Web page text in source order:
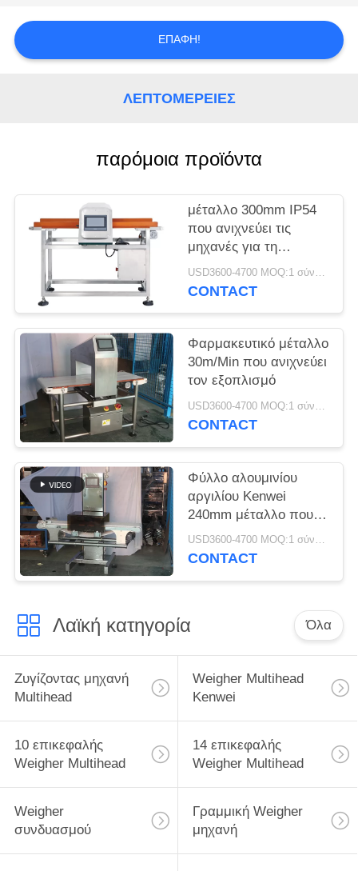
SITEMAP
ΕΠΑΦΉ!
ΛΕΠΤΟΜΈΡΕΙΕΣ
παρόμοια προϊόντα
μέταλλο 300mm IP54
που ανιχνεύει τις
μηχανές για τη
βιομηχανία τροφίμων USD3600-4700 MOQ:1 σύνολο
CONTACT
Φαρμακευτικό μέταλλο
30m/Min που ανιχνεύει
τον εξοπλισμό
USD3600-4700 MOQ:1 σύνολο
CONTACT
Φύλλο αλουμινίου
αργιλίου Kenwei
240mm μέταλλο που
ανιχνεύει τις μηχανές USD3600-4700 MOQ:1 σύνολο
CONTACT
Λαϊκή κατηγορία Όλα
Ζυγίζοντας μηχανή
Multihead
Weigher Multihead
Kenwei
10 επικεφαλής
Weigher Multihead
14 επικεφαλής
Weigher Multihead
Weigher
συνδυασμού
Γραμμική Weigher
μηχανή